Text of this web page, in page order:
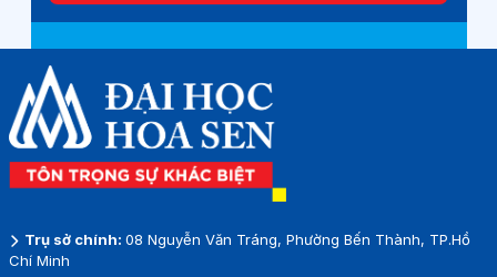
Trụ sở chính: 08 Nguyễn Văn Tráng, Phường Bến Thành, TP.Hồ
Chí Minh